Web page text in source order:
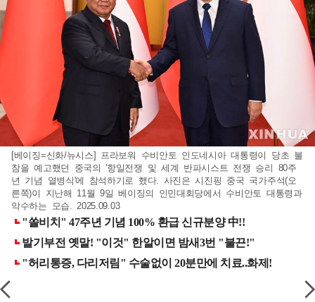
[베이징=신화/뉴시스] 프라보워 수비안토 인도네시아 대통령이 당초 불
참을 예고했던 중국의 '항일전쟁 및 세계 반파시스트 전쟁 승리 80주
년 기념 열병식'에 참석하기로 했다. 사진은 시진핑 중국 국가주석(오
른쪽)이 지난해 11월 9일 베이징의 인민대회당에서 수비안토 대통령과
악수하는 모습. 2025.09.03